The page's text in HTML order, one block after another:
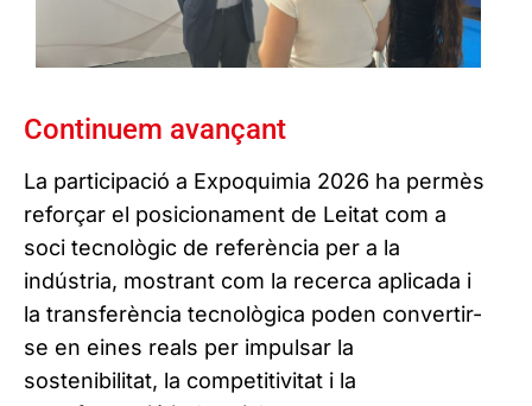
Continuem avançant
La participació a Expoquimia 2026 ha permès
reforçar el posicionament de Leitat com a
soci tecnològic de referència per a la
indústria, mostrant com la recerca aplicada i
la transferència tecnològica poden convertir-
se en eines reals per impulsar la
sostenibilitat, la competitivitat i la